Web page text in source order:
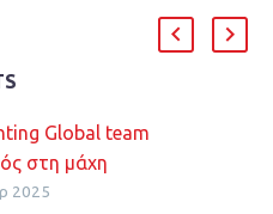
Global team
στη μάχη
στην παιδική
2025